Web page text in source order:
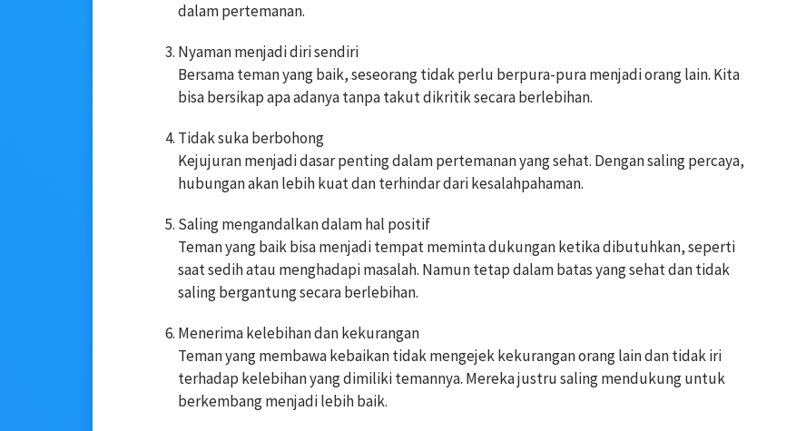
dalam pertemanan.
Nyaman menjadi diri sendiri
Bersama teman yang baik, seseorang tidak perlu berpura-pura menjadi orang lain. Kita
bisa bersikap apa adanya tanpa takut dikritik secara berlebihan.
Tidak suka berbohong
Kejujuran menjadi dasar penting dalam pertemanan yang sehat. Dengan saling percaya,
hubungan akan lebih kuat dan terhindar dari kesalahpahaman.
Saling mengandalkan dalam hal positif
Teman yang baik bisa menjadi tempat meminta dukungan ketika dibutuhkan, seperti
saat sedih atau menghadapi masalah. Namun tetap dalam batas yang sehat dan tidak
saling bergantung secara berlebihan.
Menerima kelebihan dan kekurangan
Teman yang membawa kebaikan tidak mengejek kekurangan orang lain dan tidak iri
terhadap kelebihan yang dimiliki temannya. Mereka justru saling mendukung untuk
berkembang menjadi lebih baik.